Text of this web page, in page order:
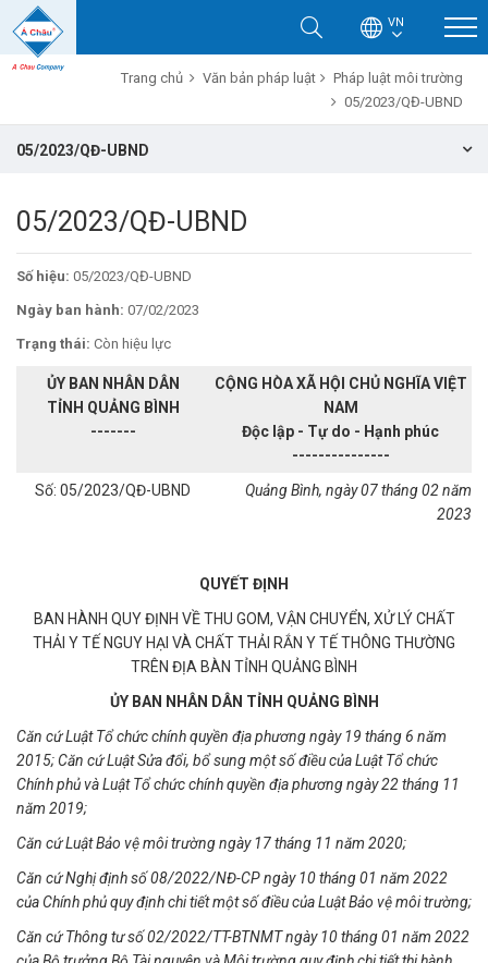
VN
Trang chủ Văn bản pháp luật
Pháp luật môi trường
05/2023/QĐ-UBND
05/2023/QĐ-UBND
05/2023/QĐ-UBND
Số hiệu: 05/2023/QĐ-UBND
Ngày ban hành: 07/02/2023
Trạng thái: Còn hiệu lực
ỦY BAN NHÂN DÂN
TỈNH QUẢNG BÌ NH
-------
CỘNG HÒA XÃ HỘI CHỦ NGHĨA VIỆT
NAM
Độc lập - Tự do - Hạnh phúc
---------------
Số: 05/2023/QĐ-UBND
Quảng Bình, ngày 07 tháng 02 năm
2023
QUYẾT ĐỊNH
BAN HÀNH QUY ĐỊNH VỀ THU GOM, VẬN CHUYỂN, XỬ LÝ CHẤT
THẢI Y TẾ NGUY HẠI VÀ CHẤT THẢI RẮN Y TẾ THÔNG THƯỜNG
TRÊN ĐỊA BÀN TỈNH QUẢNG BÌNH
ỦY BAN NHÂN DÂN TỈNH QUẢNG BÌNH
Căn cứ Luật Tổ chức chính quyền địa phương ngày 19 tháng 6 năm
2015; Căn cứ Luật Sửa đổi, bổ sung một số điều của Luật Tổ chức
Chính phủ và Luật Tổ chức chính quyền địa phương ngày 22 tháng 11
năm 2019;
Căn cứ Luật Bảo vệ môi trường ngày 17 tháng 11 năm 2020;
Căn cứ Nghị định số 08/2022/NĐ-CP ngày 10 tháng 01 năm 2022
của Chính phủ quy định chi tiết một số điều của Luật Bảo vệ môi trường;
Căn cứ Thông tư số 02/2022/TT-BTNMT ngày 10 tháng 01 năm 2022